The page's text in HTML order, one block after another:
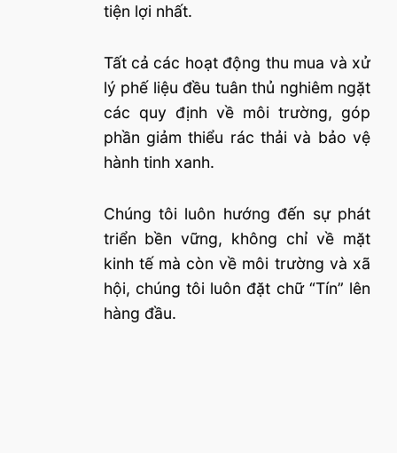
tiện lợi nhất.
Tất cả các hoạt động thu mua và xử
lý phế liệu đều tuân thủ nghiêm ngặt
các quy định về môi trường, góp
phần giảm thiểu rác thải và bảo vệ
hành tinh xanh.
Chúng tôi luôn hướng đến sự phát
triển bền vững, không chỉ về mặt
kinh tế mà còn về môi trường và xã
hội, chúng tôi luôn đặt chữ “Tín” lên
hàng đầu.